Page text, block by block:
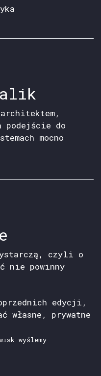
do
mocno
czyli o
nie powinny
edycji,
własne, prywatne
wyślemy